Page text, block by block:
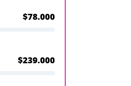
$78.000
$239.000